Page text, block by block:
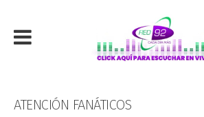
ATENCIÓN FANÁTICOS